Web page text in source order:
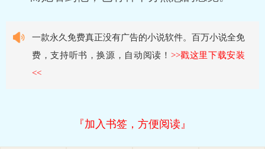
一款永久免费真正没有广告的小说软件。百万小说全免
费，支持听书，换源，自动阅读！ >>戳这里下载安装
<<
『加入书签，方便阅读』